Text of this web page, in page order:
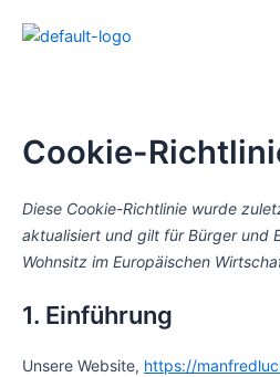
Inhalt
Cookie-
Diese Cookie-Richtlinie wurde
aktualisiert und gilt für Bürger und
Wohnsitz im Europäischen
1. Einführung
Unsere Website, https://